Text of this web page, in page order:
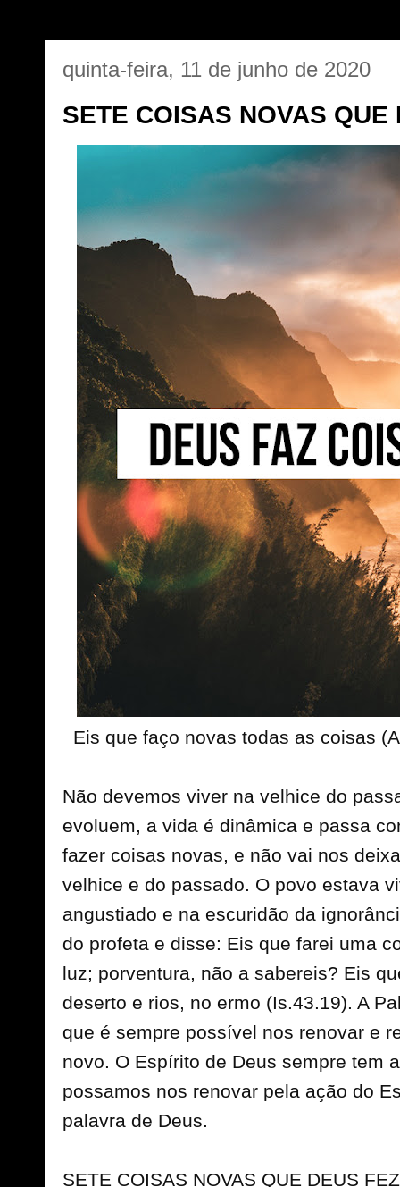
quinta-feira, 11 de junho de 2020
SETE COISAS NOVAS QUE
Eis que faço novas todas as coisas
Não devemos viver na velhice do
evoluem, a vida é dinâmica e passa
fazer coisas novas, e não vai nos
velhice e do passado. O povo estava
angustiado e na escuridão da
do profeta e disse: Eis que farei uma
luz; porventura, não a sabereis? Eis
deserto e rios, no ermo (Is.43.19). A
que é sempre possível nos renovar e
novo. O Espírito de Deus sempre tem
possamos nos renovar pela ação do
palavra de Deus.
SETE COISAS NOVAS QUE DEUS